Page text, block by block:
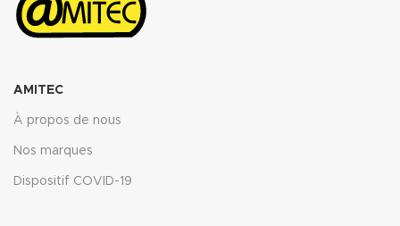
AMITEC
À propos de nous
Nos marques
Dispositif COVID-19